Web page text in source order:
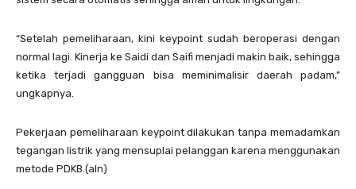
“Setelah pemeliharaan, kini keypoint sudah beroperasi dengan
normal lagi. Kinerja ke Saidi dan Saifi menjadi makin baik, sehingga
ketika terjadi gangguan bisa meminimalisir daerah padam,”
ungkapnya.
Pekerjaan pemeliharaan keypoint dilakukan tanpa memadamkan
tegangan listrik yang mensuplai pelanggan karena menggunakan
metode PDKB.(aln)